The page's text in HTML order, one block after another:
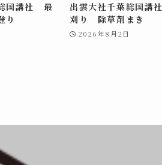
国講社 最
り
出雲大社千葉総国講
刈り 除草剤まき
2026年8月2日